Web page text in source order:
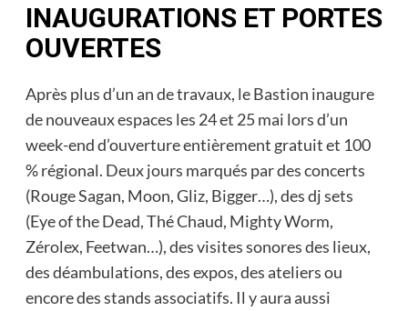
INAUGURATIONS ET PORTES
OUVERTES
Après plus d’un an de travaux, le Bastion inaugure
de nouveaux espaces les 24 et 25 mai lors d’un
week-end d’ouverture entièrement gratuit et 100
% régional. Deux jours marqués par des concerts
(Rouge Sagan, Moon, Gliz, Bigger…), des dj sets
(Eye of the Dead, Thé Chaud, Mighty Worm,
Zérolex, Feetwan…), des visites sonores des lieux,
des déambulations, des expos, des ateliers ou
encore des stands associatifs. Il y aura aussi